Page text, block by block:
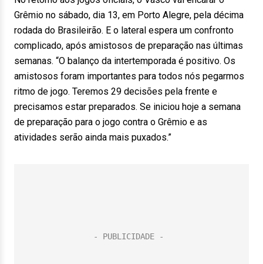
Grêmio no sábado, dia 13, em Porto Alegre, pela décima
rodada do Brasileirão. E o lateral espera um confronto
complicado, após amistosos de preparação nas últimas
semanas. “O balanço da intertemporada é positivo. Os
amistosos foram importantes para todos nós pegarmos
ritmo de jogo. Teremos 29 decisões pela frente e
precisamos estar preparados. Se iniciou hoje a semana
de preparação para o jogo contra o Grêmio e as
atividades serão ainda mais puxados.”